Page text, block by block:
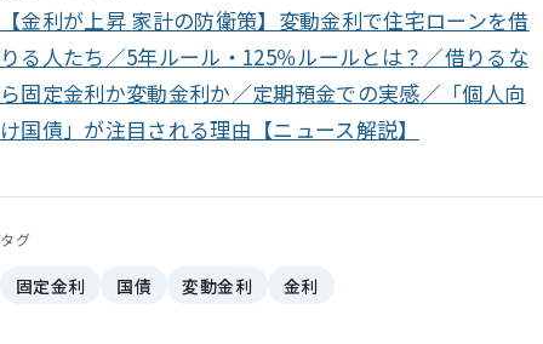
【金利が上昇 家計の防衛策】変動金利で住宅ローンを借
りる人たち／5年ルール・125％ルールとは？／借りるな
ら固定金利か変動金利か／定期預金での実感／「個人向
け国債」が注目される理由【ニュース解説】
タグ
固定金利 国債 変動金利 金利